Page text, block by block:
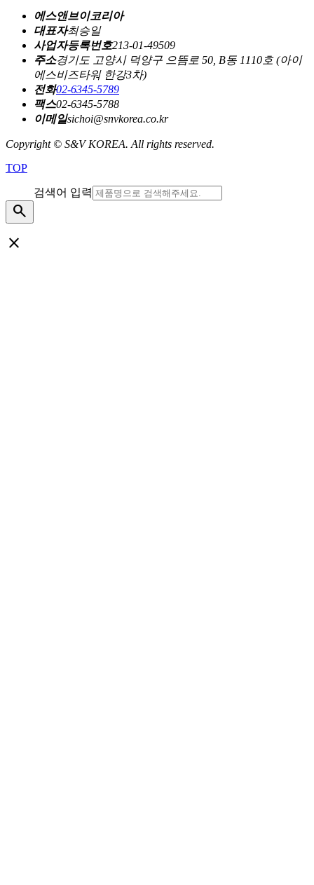
에스앤브이코리아
대표자최승일
사업자등록번호213-01-49509
주소경기도 고양시 덕양구 으뜸로 50, B동 1110호 (아이
에스비즈타워 한강3차)
전화02-6345-5789
팩스02-6345-5788
이메일sichoi@snvkorea.co.kr
Copyright © S&V KOREA. All rights reserved.
TOP
검색어 입력
search
close